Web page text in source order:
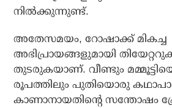
നില്‍ക്കുന്നുണ്ട്.
അതേസമയം, റോഷാക്ക് മികച്ച
അഭിപ്രായങ്ങളുമായി
തുടരുകയാണ്. വീണ്ടും
രൂപത്തിലും പുതിയൊരു
കാണാനായതിന്റെ സന്തോഷം